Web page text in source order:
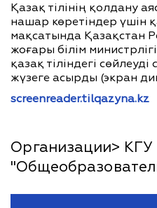
Қазақ тілінің қолдану
нашар көретіндер үшін
мақсатында Қазақстан
жоғары білім
қазақ тіліндегі
жүзеге асырды (экран
screenreader.tilqazyna.kz
Организации> КГУ